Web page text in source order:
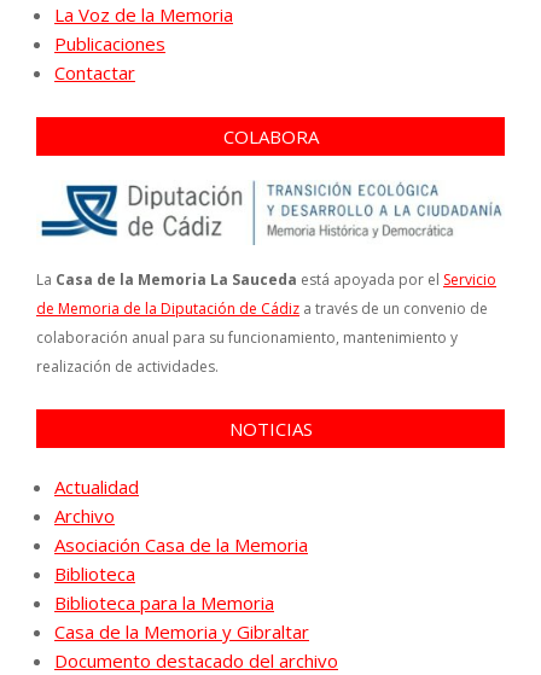
La Voz de la Memoria
Publicaciones
Contactar
COLABORA
La Casa de la Memoria La Sauceda está apoyada por el Servicio
de Memoria de la Diputación de Cádiz a través de un convenio de
colaboración anual para su funcionamiento, mantenimiento y
realización de actividades.
NOTICIAS
Actualidad
Archivo
Asociación Casa de la Memoria
Biblioteca
Biblioteca para la Memoria
Casa de la Memoria y Gibraltar
Documento destacado del archivo